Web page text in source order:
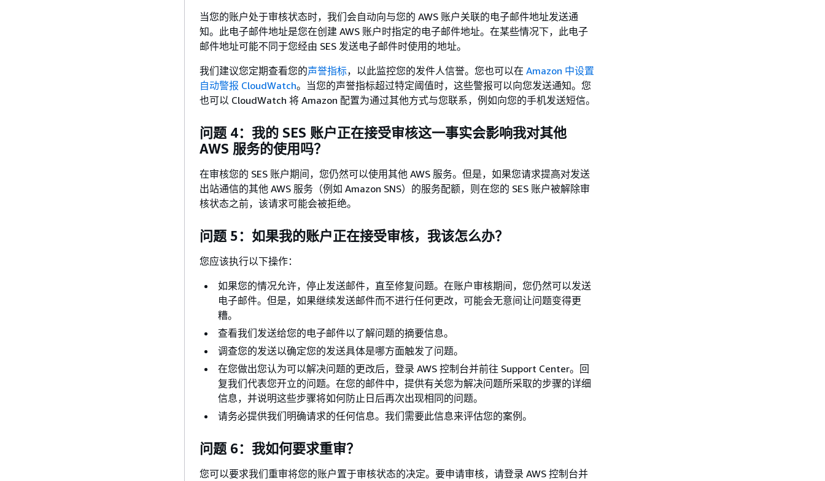
当您的账户处于审核状态时，我们会自动向与您的 AWS 账户关联的电子邮件地址发送通
知。此电子邮件地址是您在创建 AWS 账户时指定的电子邮件地址。在某些情况下，此电子
邮件地址可能不同于您经由 SES 发送电子邮件时使用的地址。
我们建议您定期查看您的声誉指标，以此监控您的发件人信誉。您也可以在 Amazon 中设置
自动警报 CloudWatch。当您的声誉指标超过特定阈值时，这些警报可以向您发送通知。您
也可以 CloudWatch 将 Amazon 配置为通过其他方式与您联系，例如向您的手机发送短信。
问题 4：我的 SES 账户正在接受审核这一事实会影响我对其他
AWS 服务的使用吗？
在审核您的 SES 账户期间，您仍然可以使用其他 AWS 服务。但是，如果您请求提高对发送
出站通信的其他 AWS 服务（例如 Amazon SNS）的服务配额，则在您的 SES 账户被解除审
核状态之前，该请求可能会被拒绝。
问题 5：如果我的账户正在接受审核，我该怎么办？
您应该执行以下操作：
如果您的情况允许，停止发送邮件，直至修复问题。在账户审核期间，您仍然可以发送
电子邮件。但是，如果继续发送邮件而不进行任何更改，可能会无意间让问题变得更
糟。
查看我们发送给您的电子邮件以了解问题的摘要信息。
调查您的发送以确定您的发送具体是哪方面触发了问题。
在您做出您认为可以解决问题的更改后，登录 AWS 控制台并前往 Support Center。回
复我们代表您开立的问题。在您的邮件中，提供有关您为解决问题所采取的步骤的详细
信息，并说明这些步骤将如何防止日后再次出现相同的问题。
请务必提供我们明确请求的任何信息。我们需要此信息来评估您的案例。
问题 6：我如何要求重审？
您可以要求我们重审将您的账户置于审核状态的决定。要申请审核，请登录 AWS 控制台并